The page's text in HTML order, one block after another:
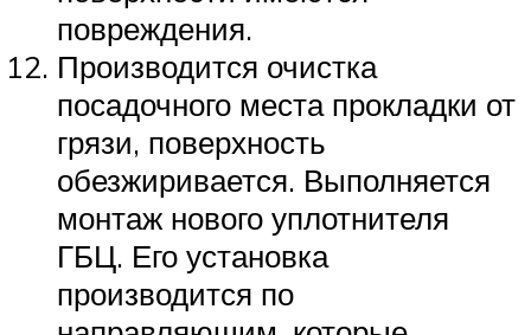
повреждения.
Производится очистка
посадочного места прокладки от
грязи, поверхность
обезжиривается. Выполняется
монтаж нового уплотнителя
ГБЦ. Его установка
производится по